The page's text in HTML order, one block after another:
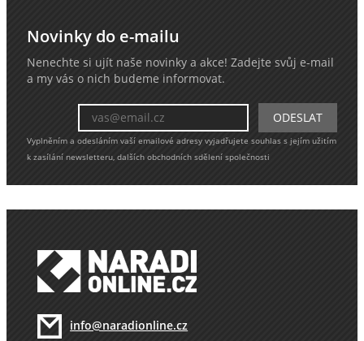
Novinky do e-mailu
Nenechte si ujít naše novinky a akce! Zadejte svůj e-mail
a my vás o nich budeme informovat.
Vyplněním a odesláním vaší emailové adresy vyjadřujete souhlas s jejím užitím
k zasílání newsletteru, dalších obchodních sdělení společnosti
info@naradionline.cz